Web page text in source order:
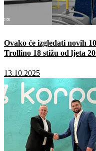
Ovako će izgledati novih
Trollino 18 stižu od ljeta
13.10.2025